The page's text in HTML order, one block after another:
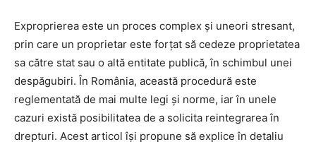
Exproprierea este un proces complex și uneori stresant,
prin care un proprietar este forțat să cedeze proprietatea
sa către stat sau o altă entitate publică, în schimbul unei
despăgubiri. În România, această procedură este
reglementată de mai multe legi și norme, iar în unele
cazuri există posibilitatea de a solicita reintegrarea în
drepturi. Acest articol își propune să explice în detaliu